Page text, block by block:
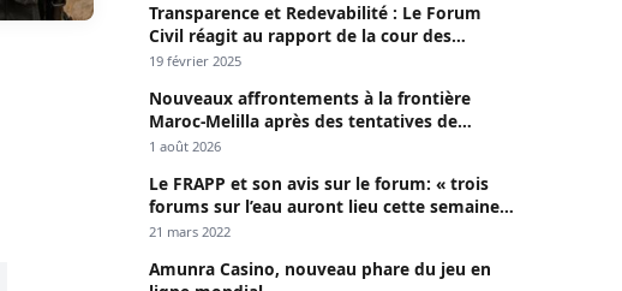
Transparence et Redevabilité : Le Forum
Civil réagit au rapport de la cour des
comptes
19 février 2025
Nouveaux affrontements à la frontière
Maroc-Melilla après des tentatives de
passage
1 août 2026
Le FRAPP et son avis sur le forum: « trois
forums sur l’eau auront lieu cette semaine à
Dakar »
21 mars 2022
Amunra Casino, nouveau phare du jeu en